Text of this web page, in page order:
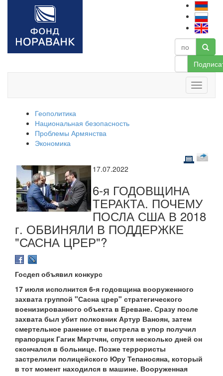
Геополитика
Национальная безопасность
Проблемы Армянства
Экономика
17.07.2022
6-я ГОДОВЩИНА
ТЕРАКТА. ПОЧЕМУ
ПОСЛА США В 2018
г. ОБВИНЯЛИ В ПОДДЕРЖКЕ
"САСНА ЦРЕР"?
Госдеп объявил конкурс
17 июля исполнится 6-я годовщина вооруженного
захвата группой "Сасна црер" стратегического
военизированного объекта в Ереване. Сразу после
захвата был убит полковник Артур Ваноян, затем
смертельное ранение от выстрела в упор получил
прапорщик Гагик Мкртчян, спустя несколько дней он
скончался в больнице. Позже террористы
застрелили полицейского Юру Тепаносяна, который
в тот момент находился в машине. Вооруженная